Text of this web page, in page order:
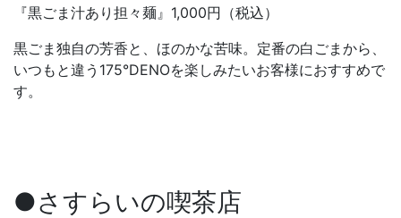
『黒ごま汁あり担々麺』1,000円（税込）
黒ごま独自の芳香と、ほのかな苦味。定番の白ごまから、
いつもと違う175°DENOを楽しみたいお客様におすすめで
す。
●さすらいの喫茶店